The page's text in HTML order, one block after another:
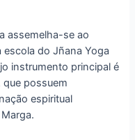
assemelha-se ao
do Jñana Yoga
instrumento principal é
possuem
espiritual